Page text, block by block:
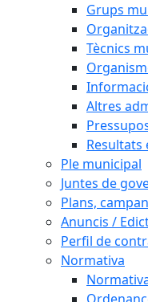
Grups
Tècnics
Altres
Resultats
Ple municipal
Juntes de
Plans,
Anuncis /
Perfil de
Normativa